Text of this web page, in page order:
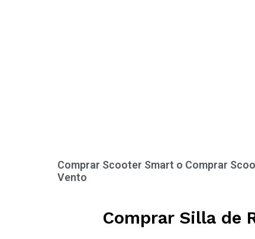
Comprar Scooter Smart o Comprar
Vento
Comprar Silla de